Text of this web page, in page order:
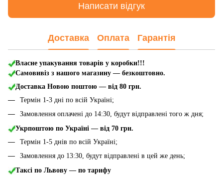
Написати відгук
Доставка Оплата Гарантія
Власне упакування товарів у коробки!!!
Самовивіз з нашого магазину — безкоштовно.
Доставка Новою поштою — від 80 грн.
Термін 1-3 дні по всій Україні;
Замовлення оплачені до 14:30, будут відправлені того ж дня;
Укрпоштою по Україні — від 70 грн.
Термін 1-5 днів по всій Україні;
Замовлення до 13:30, будут відправлені в цей же день;
Таксі по Львову — по тарифу